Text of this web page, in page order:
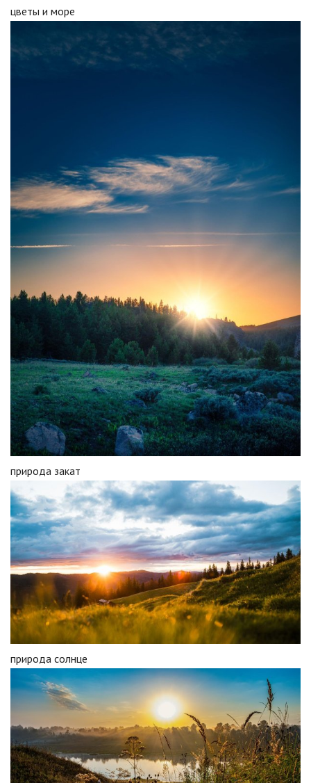
цветы и море
природа закат
природа солнце